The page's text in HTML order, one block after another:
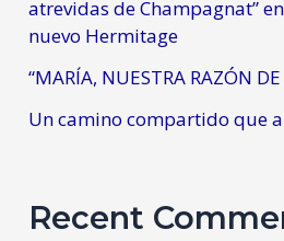
atrevidas de Champagnat”
nuevo Hermitage
“MARÍA, NUESTRA RAZÓN DE
Un camino compartido que
Recent